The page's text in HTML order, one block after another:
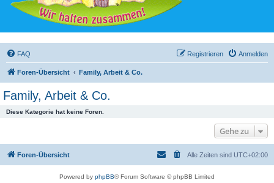
FAQ Anmelden
Registrieren
Foren-Übersicht Family, Arbeit & Co.
Family, Arbeit & Co.
Diese Kategorie hat keine Foren.
Gehe zu
Foren-Übersicht Alle Zeiten sind UTC+02:00
Powered by phpBB® Forum Software © phpBB Limited